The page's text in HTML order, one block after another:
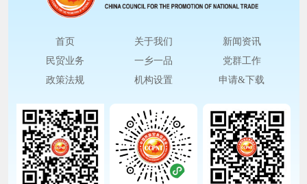
首页 关于我们
新闻资讯
民贸业务
一乡一品
党群工作
政策法规
机构设置 申请&下载